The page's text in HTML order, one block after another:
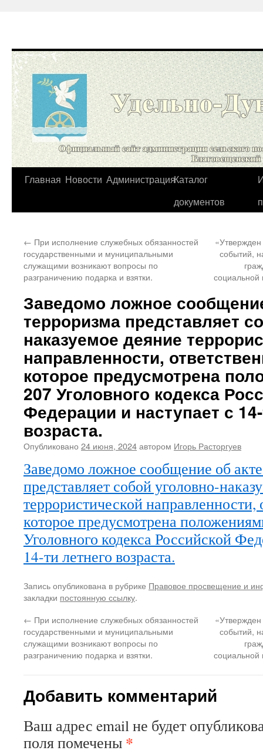
Перейти
Главная Новости АдминистрацияКаталог
документов
← При исполнение служебных обязанностей
государственными и муниципальными
служащими возникают вопросы по
разграничению подарка и взятки.
событий,
социальной
Заведомо ложное
терроризма представляет
наказуемое деяние
направленности,
которое предусмотрена
207 Уголовного кодекса
Федерации и наступает с
возраста.
Опубликовано 24 июня, 2024автором Игорь Расторгуев
Заведомо ложное сообщение об
представляет собой уголовно-
террористической направленности,
которое предусмотрена
Уголовного кодекса Российской
14-ти летнего возраста.
Запись опубликована в рубрике Правовое просвещение и
закладки постоянную ссылку.
← При исполнение служебных обязанностей
государственными и муниципальными
служащими возникают вопросы по
разграничению подарка и взятки.
событий,
социальной
Добавить комментарий
Ваш адрес email не будет
поля помечены *